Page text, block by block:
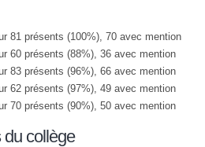
81 présents (100%), 70 avec mention
60 présents (88%), 36 avec mention
83 présents (96%), 66 avec mention
62 présents (97%), 49 avec mention
70 présents (90%), 50 avec mention
du collège